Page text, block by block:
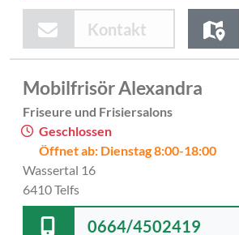
Kontakt
Mobilfrisör Alexandra
Friseure und Frisiersalons
Geschlossen
Öffnet ab: Dienstag 8:00-18:00
Wassertal 16
6410 Telfs
0664/4502419